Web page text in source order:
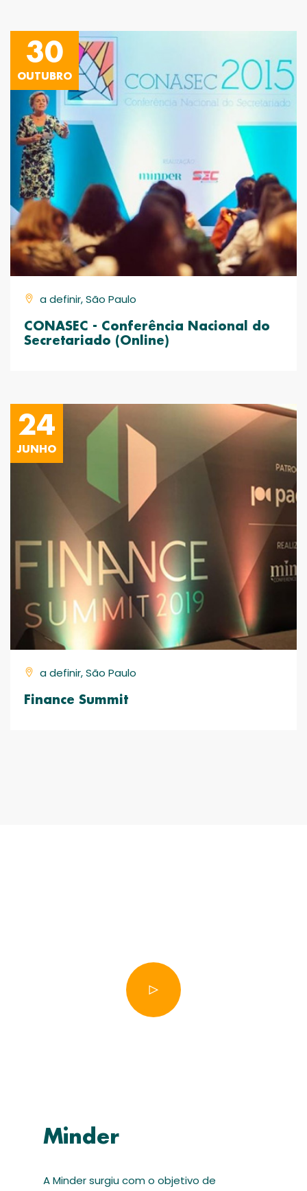
30
OUTUBRO
a definir, São Paulo
CONASEC - Conferência Nacional do
Secretariado (Online)
24
JUNHO
a definir, São Paulo
Finance Summit
Minder
A Minder surgiu com o objetivo de